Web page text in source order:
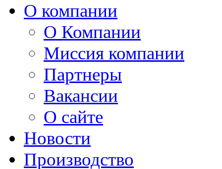
О компании
О Компании
Миссия компании
Партнеры
Вакансии
О сайте
Новости
Производство